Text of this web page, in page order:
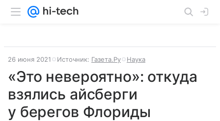
26 июня 2021 Источник: Газета.Ру Наука
«Это невероятно»: откуда
взялись айсберги
у берегов Флориды